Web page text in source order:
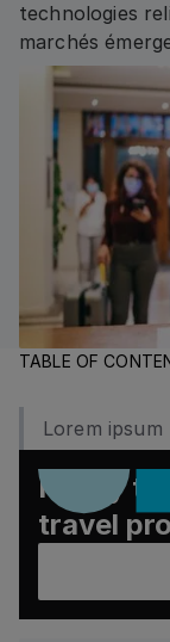
technologies
marchés
voyages sont
complexités.
responsables
humaines font
en équilibrant
locales.
TABLE OF
Lorem ipsum
Ready
travel